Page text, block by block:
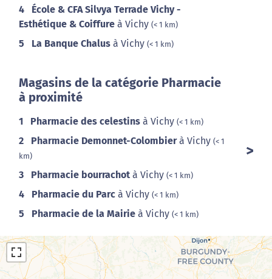
4
École & CFA Silvya Terrade Vichy -
Esthétique & Coiffure à Vichy (< 1 km)
5 La Banque Chalus à Vichy (< 1 km)
Magasins de la catégorie Pharmacie
à proximité
1 Pharmacie des celestins à Vichy (< 1 km)
2 Pharmacie Demonnet-Colombierà Vichy (< 1
km)
3 Pharmacie bourrachot à Vichy (< 1 km)
4 Pharmacie du Parc à Vichy (< 1 km)
5 Pharmacie de la Mairie à Vichy (< 1 km)